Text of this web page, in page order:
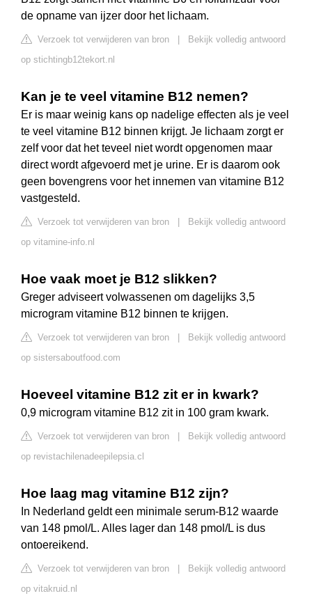
de opname van ijzer door het lichaam.
Verzoek tot verwijderen van bron
Bekijk volledig antwoord
op stichtingb12tekort.nl
Kan je te veel vitamine B12 nemen?
Er is maar weinig kans op nadelige effecten als je veel
te veel vitamine B12 binnen krijgt. Je lichaam zorgt er
zelf voor dat het teveel niet wordt opgenomen maar
direct wordt afgevoerd met je urine. Er is daarom ook
geen bovengrens voor het innemen van vitamine B12
vastgesteld.
Verzoek tot verwijderen van bron
Bekijk volledig antwoord
op vitamine-info.nl
Hoe vaak moet je B12 slikken?
Greger adviseert volwassenen om dagelijks 3,5
microgram vitamine B12 binnen te krijgen.
Verzoek tot verwijderen van bron
Bekijk volledig antwoord
op sistersaboutfood.com
Hoeveel vitamine B12 zit er in kwark?
0,9 microgram vitamine B12 zit in 100 gram kwark.
Verzoek tot verwijderen van bron
Bekijk volledig antwoord
op revistachilenadeepilepsia.cl
Hoe laag mag vitamine B12 zijn?
In Nederland geldt een minimale serum-B12 waarde
van 148 pmol/L. Alles lager dan 148 pmol/L is dus
ontoereikend.
Verzoek tot verwijderen van bron
Bekijk volledig antwoord
op vitakruid.nl